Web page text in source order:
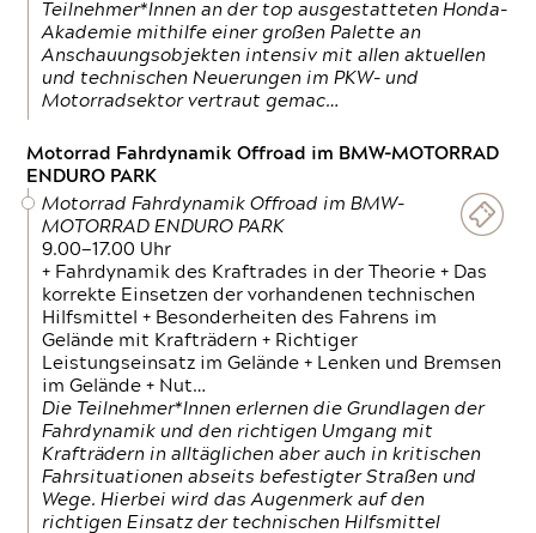
Teilnehmer*Innen an der top ausgestatteten Honda-
Akademie mithilfe einer großen Palette an
Anschauungsobjekten intensiv mit allen aktuellen
und technischen Neuerungen im PKW- und
Motorradsektor vertraut gemac…
Motorrad Fahrdynamik Offroad im BMW-MOTORRAD
ENDURO PARK
Motorrad Fahrdynamik Offroad im BMW-
MOTORRAD ENDURO PARK
9.00—17.00 Uhr
+ Fahrdynamik des Kraftrades in der Theorie + Das
korrekte Einsetzen der vorhandenen technischen
Hilfsmittel + Besonderheiten des Fahrens im
Gelände mit Krafträdern + Richtiger
Leistungseinsatz im Gelände + Lenken und Bremsen
im Gelände + Nut…
Die Teilnehmer*Innen erlernen die Grundlagen der
Fahrdynamik und den richtigen Umgang mit
Krafträdern in alltäglichen aber auch in kritischen
Fahrsituationen abseits befestigter Straßen und
Wege. Hierbei wird das Augenmerk auf den
richtigen Einsatz der technischen Hilfsmittel